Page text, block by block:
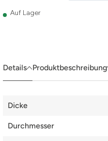
Warenkorb
Auf Lager
Details Produktbeschreibung
Details
Dicke
Durchmesser